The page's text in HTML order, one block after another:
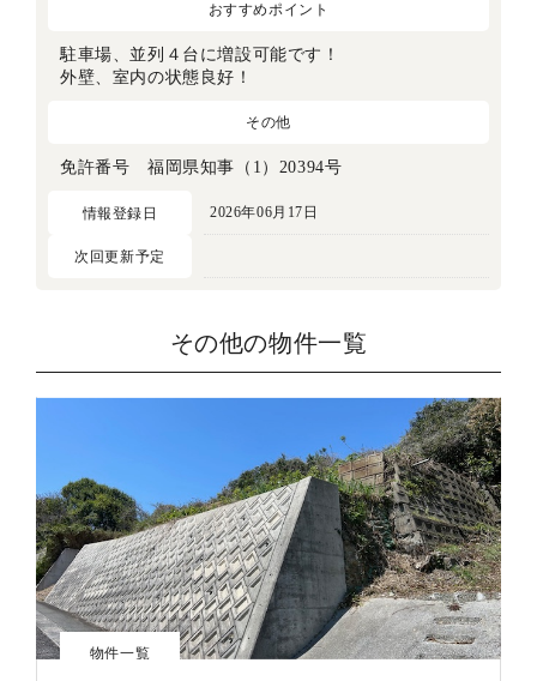
おすすめポイント
駐車場、並列４台に増設可能です！
外壁、室内の状態良好！
その他
免許番号 福岡県知事（1）20394号
情報登録日 2026年06月17日
次回更新予定
その他の物件一覧
物件一覧